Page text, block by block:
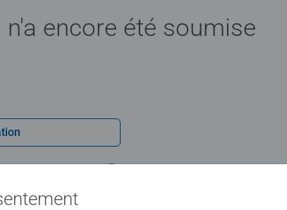
encore été soumise